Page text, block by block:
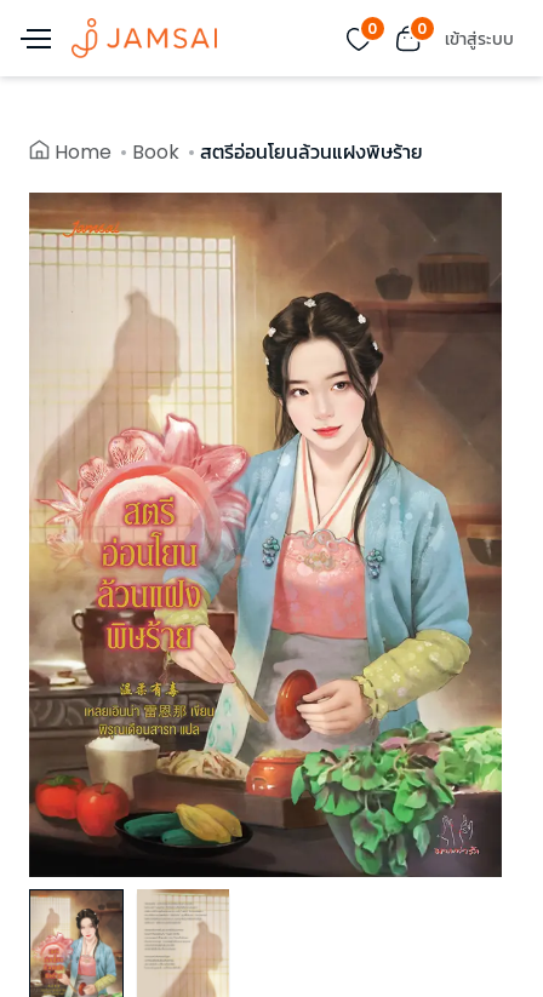
0 0 เข้าสู่ระบบ
Home Book สตรีอ่อนโยนล้วนแฝงพิษร้าย